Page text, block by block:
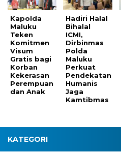
Kapolda
Maluku
Teken
Komitmen
Visum
Gratis bagi
Korban
Kekerasan
Perempuan
dan Anak
Hadiri Halal
Bihalal
ICMI,
Dirbinmas
Polda
Maluku
Perkuat
Pendekatan
Humanis
Jaga
Kamtibmas
KATEGORI